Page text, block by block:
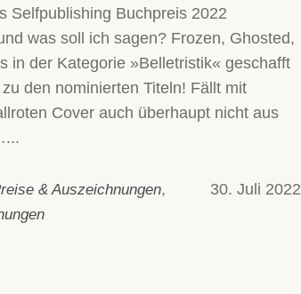
Selfpublishing Buchpreis 2022
was soll ich sagen? Frozen, Ghosted,
in der Kategorie »Belletristik« geschafft
den nominierten Titeln! Fällt mit
Cover auch überhaupt nicht aus
30. Juli 2022
& Auszeichnungen,